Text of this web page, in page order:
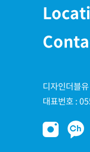
디자인더블유
대표번호 :